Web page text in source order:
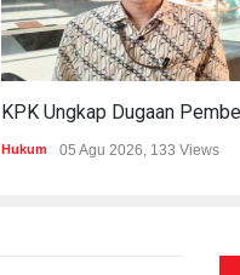
Hukum 05 Agu 2026, 133 Views